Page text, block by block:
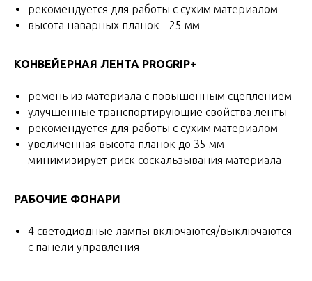
рекомендуется для работы с сухим материалом
высота наварных планок - 25 мм
КОНВЕЙЕРНАЯ ЛЕНТА PROGRIP+
ремень из материала с повышенным сцеплением
улучшенные транспортирующие свойства ленты
рекомендуется для работы с сухим материалом
увеличенная высота планок до 35 мм
минимизирует риск соскальзывания материала
РАБОЧИЕ ФОНАРИ
4 светодиодные лампы включаются/выключаются
с панели управления